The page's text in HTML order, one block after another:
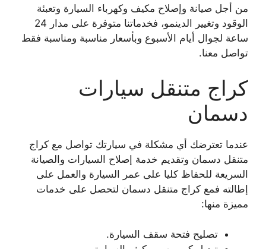
من أجل صيانة وإصلاح مكيف وكهرباء السيارة وتعبئة
الوقود وتغيير الدينمو، فخدماتنا متوفرة على مدار 24
ساعة لجوال أيام الأسبوع وبأسعار مناسبة ومناسبة فقط
تواصل معنا.
كراج متنقل سيارات
دسمان
عندما تعترضك أي مشكلة في سيارتك تواصل مع كراج
متنقل دسمان وتقديم خدمة إصلاح السيارات والصيانة
السريعة للحفاظ كليا على عمر السيارة والعمل على
إطالته فمع كراج متنقل دسمان لتحصل على خدمات
مميزة منها:
تصليح فتحة سقف السيارة.